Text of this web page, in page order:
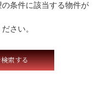
条件に該当する物件が
さい。
索する